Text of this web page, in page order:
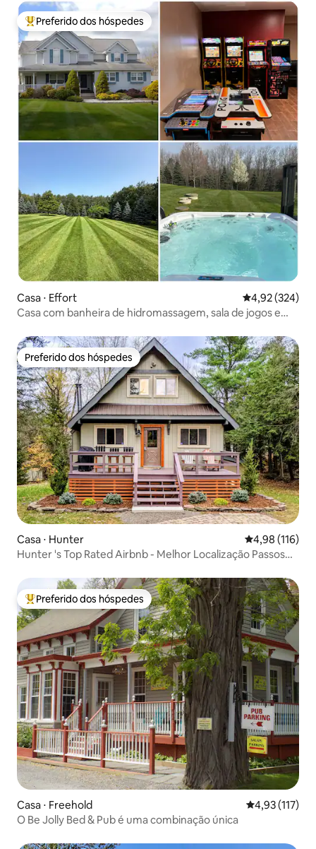
Entre os melhores preferidos dos hóspedes
Preferido dos hóspedes
Casa ⋅ Effort 4,92 de uma
4,92 (324)
Casa com banheira de hidromassagem, sala de jogos e
Preferido dos hóspedes
Preferido dos hóspedes
Casa ⋅ Hunter 4,98 de uma
4,98 (116)
Hunter 's Top Rated Airbnb - Melhor Localização Passos
Entre os melhores preferidos dos hóspedes
Preferido dos hóspedes
Casa ⋅ Freehold 4,93 de uma
4,93 (117)
O Be Jolly Bed & Pub é uma combinação única